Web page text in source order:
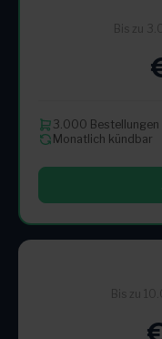
Bis zu
3.000 Bestellungen
Monatlich kündbar
Bis zu